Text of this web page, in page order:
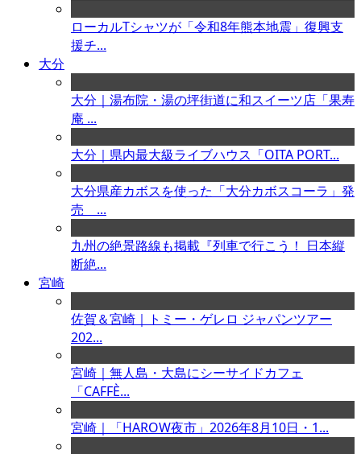
ローカルTシャツが「令和8年熊本地震」復興支
援チ...
大分
大分｜湯布院・湯の坪街道に和スイーツ店「果寿
庵 ...
大分｜県内最大級ライブハウス「OITA PORT...
大分県産カボスを使った「大分カボスコーラ」発
売 ...
九州の絶景路線も掲載『列車で行こう！ 日本縦
断絶...
宮崎
佐賀＆宮崎｜トミー・ゲレロ ジャパンツアー
202...
宮崎｜無人島・大島にシーサイドカフェ
「CAFFÈ...
宮崎｜「HAROW夜市」2026年8月10日・1...